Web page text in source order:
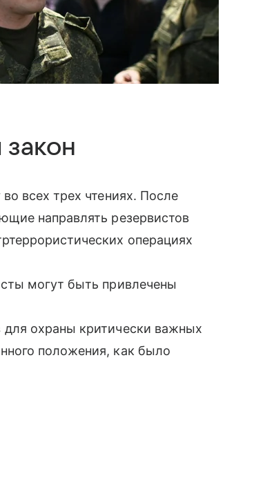
всех трех чтениях. После
направлять резервистов
операциях
могут быть привлечены
для охраны критически важных
положения, как было